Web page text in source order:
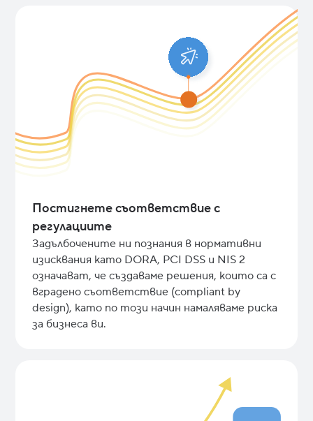
Постигнете съответствие с
регулациите
Задълбочените ни познания в нормативни
изисквания като DORA, PCI DSS и NIS 2
означават, че създаваме решения, които са с
вградено съответствие (compliant by
design), като по този начин намаляваме риска
за бизнеса ви.